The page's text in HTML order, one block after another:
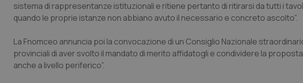
sistema di rappresentanze istituzionali e ritiene pertanto di ritirarsi da tutti i
quando le proprie istanze non abbiano avuto il necessario e concreto ascolto”.
La Fnomceo annuncia poi la convocazione di un Consiglio Nazionale
provinciali di aver svolto il mandato di merito affidatogli e condividere la
anche a livello periferico”.